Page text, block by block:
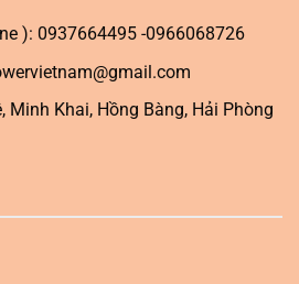
): 0937664495 -0966068726
Minh Khai, Hồng Bàng, Hải Phòng